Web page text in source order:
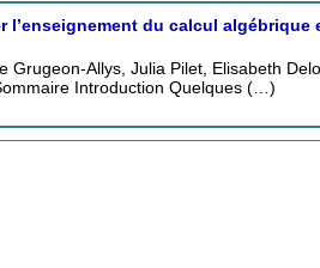
l’enseignement du calcul
Grugeon-Allys, Julia Pilet, Elisabeth
Introduction Quelques (…)